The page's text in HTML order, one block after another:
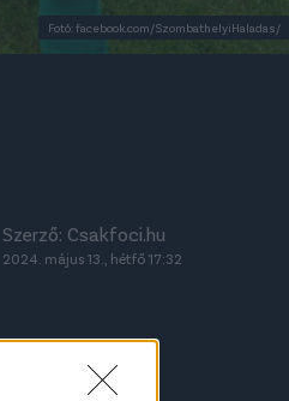
Fotó: facebook.com/SzombathelyiHaladas/
Szerző: Csakfoci.hu
2024. május 13., hétfő 17:32